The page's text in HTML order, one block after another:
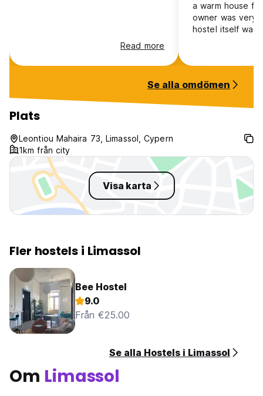
Read more
a warm house
owner was very
hostel itself was
come back :)
Se alla omdömen
Plats
Leontiou Mahaira 73, Limassol, Cypern
1km från city
Visa karta
Fler hostels i Limassol
Bee Hostel
9.0
Från €25.00
Se alla Hostels i Limassol
Om Limassol